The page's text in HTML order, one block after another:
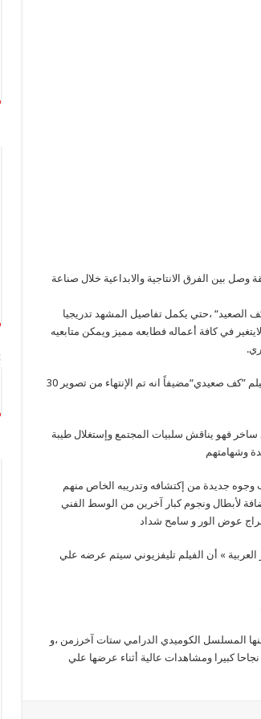
وصل بين الفرق الانتاجية والابداعية خلال صناعة
الصعيد“ ،حتي يكمل تفاصيل المشهد تدريجيا
في كافة أعماله فطابعه مميز ويمكن متابعيه
قال المخرج صالح عبد القادر أنه تم البدء في تصوير أولى مشاهد فيلم ”كف صعيدي“مضيفاً انه تم الإنتهاء من تصوير 30
فهو يناقش سلبيات المجتمع وإستغلال طيبة
وشهامتهم
جديدة من إكتشافه وتدريبه الخاص منهم
لأبطال ونجوم كبار آخرين من الوسط الفني
عوض الور و سامح شداد
» أن الفيلم تليفزيوني سيتم عرضه علي
المسلسل الكوميدي الدرامي ستات آخرزمن ،و
كبيرا ومشاهدات عالية أثناء عرضها علي